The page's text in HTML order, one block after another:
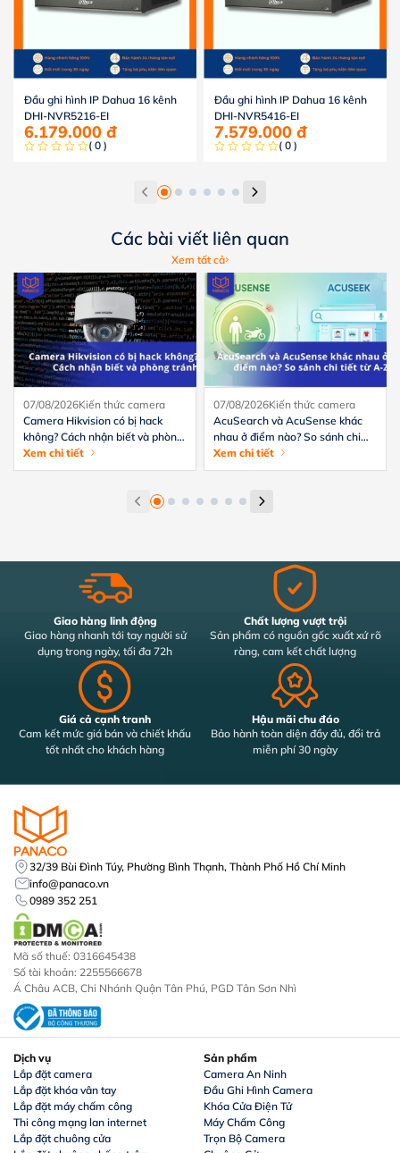
Đầu ghi hình IP Dahua 16 kênh
DHI-NVR5216-EI
6.179.000 đ
( 0 )
Đầu ghi hình IP Dahua 16 kênh
DHI-NVR5416-EI
7.579.000 đ
( 0 )
Các bài viết liên quan
Xem tất cả
07/08/2026Kiến thức camera
Camera Hikvision có bị hack
không? Cách nhận biết và phòng
tránh hiệu quả
Xem chi tiết
07/08/2026Kiến thức camera
AcuSearch và AcuSense khác
nhau ở điểm nào? So sánh chi
tiết từ A-Z
Xem chi tiết
Giao hàng linh động
Giao hàng nhanh tới tay người sử
dụng trong ngày, tối đa 72h
Chất lượng vượt trội
Sản phẩm có nguồn gốc xuất xứ rõ
ràng, cam kết chất lượng
Giá cả cạnh tranh
Cam kết mức giá bán và chiết khấu
tốt nhất cho khách hàng
Hậu mãi chu đáo
Bảo hành toàn diện đầy đủ, đổi trả
miễn phí 30 ngày
Dịch vụ
Lắp đặt camera
Lắp đặt khóa vân tay
Lắp đặt máy chấm công
Thi công mạng lan internet
Lắp đặt chuông cửa
Sản phẩm
Camera An Ninh
Đầu Ghi Hình Camera
Khóa Cửa Điện Tử
Máy Chấm Công
Trọn Bộ Camera
32/39 Bùi Đình Túy, Phường Bình Thạnh, Thành Phố Hồ Chí Minh
info@panaco.vn
0989 352 251
Mã số thuế: 0316645438
Số tài khoản: 2255566678
Á Châu ACB, Chi Nhánh Quận Tân Phú, PGD Tân Sơn Nhì